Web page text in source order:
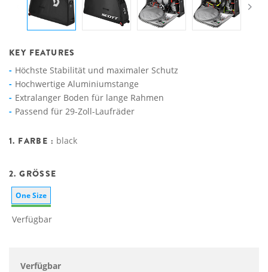
KEY FEATURES
Höchste Stabilität und maximaler Schutz
Hochwertige Aluminiumstange
Extralanger Boden für lange Rahmen
Passend für 29-Zoll-Laufräder
1. FARBE : black
2. GRÖSSE
One Size
Verfügbar
Verfügbar